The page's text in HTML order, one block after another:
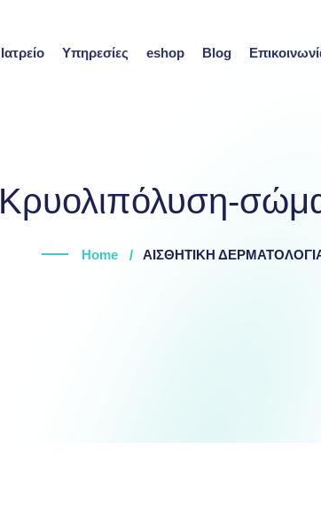
Ιατρείο Υπηρεσίες eshop Blog
Κρυολιπόλυση-
Home ΑΙΣΘΗΤΙΚΗ